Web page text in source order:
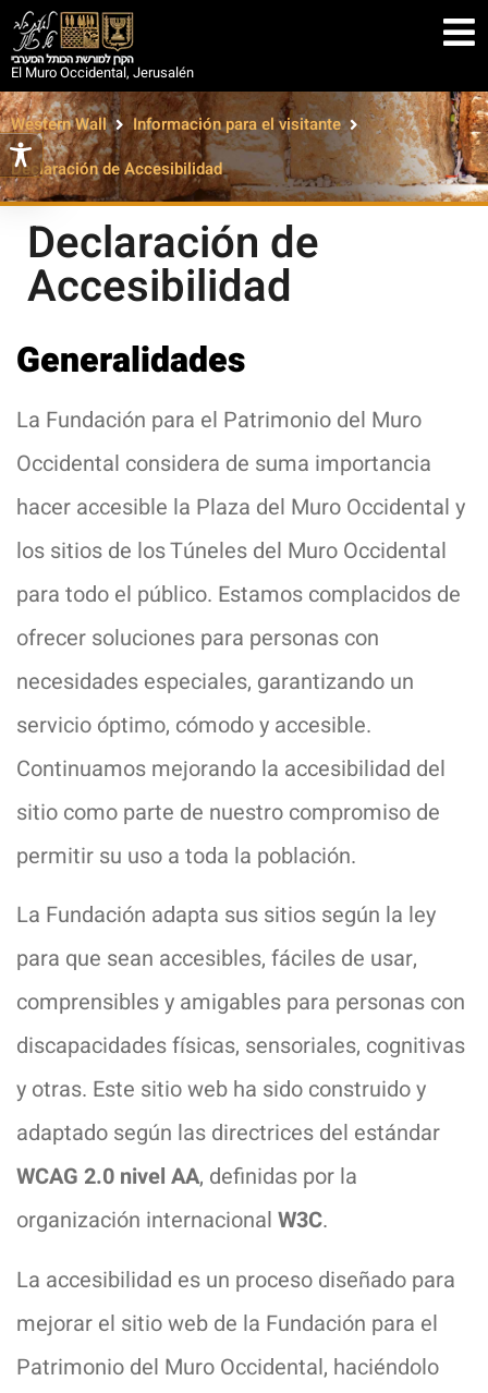
El Muro Occidental, Jerusalén
Western Wall
Información para el visitante
Declaración de Accesibilidad
Declaración de
Accesibilidad
Generalidades
La Fundación para el Patrimonio del Muro
Occidental considera de suma importancia
hacer accesible la Plaza del Muro Occidental y
los sitios de los Túneles del Muro Occidental
para todo el público. Estamos complacidos de
ofrecer soluciones para personas con
necesidades especiales, garantizando un
servicio óptimo, cómodo y accesible.
Continuamos mejorando la accesibilidad del
sitio como parte de nuestro compromiso de
permitir su uso a toda la población.
La Fundación adapta sus sitios según la ley
para que sean accesibles, fáciles de usar,
comprensibles y amigables para personas con
discapacidades físicas, sensoriales, cognitivas
y otras. Este sitio web ha sido construido y
adaptado según las directrices del estándar
WCAG 2.0 nivel AA, definidas por la
organización internacional W3C.
La accesibilidad es un proceso diseñado para
mejorar el sitio web de la Fundación para el
Patrimonio del Muro Occidental, haciéndolo